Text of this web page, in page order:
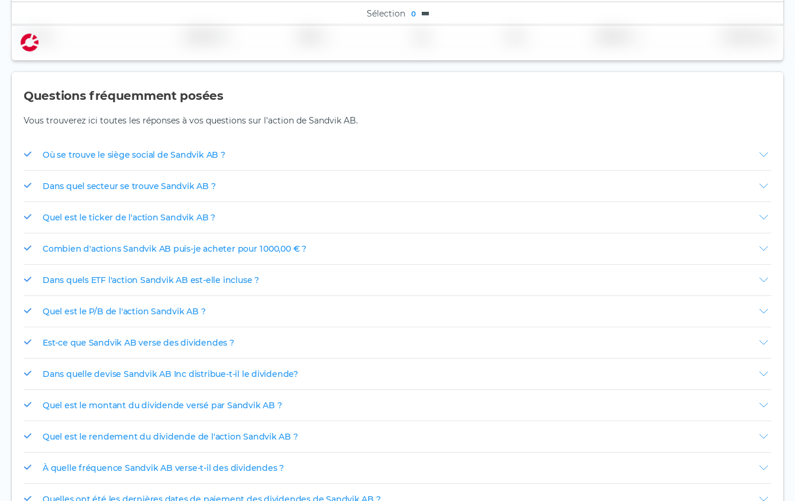
Sélection 0
Nom
Questions fréquemment posées
Vous trouverez ici toutes les réponses à vos questions sur l'action de Sandvik AB.
Où se trouve le siège social de Sandvik AB ?
Dans quel secteur se trouve Sandvik AB ?
Quel est le ticker de l'action Sandvik AB ?
Combien d'actions Sandvik AB puis-je acheter pour 1 000,00 € ?
Dans quels ETF l'action Sandvik AB est-elle incluse ?
Quel est le P/B de l'action Sandvik AB ?
Est-ce que Sandvik AB verse des dividendes ?
Dans quelle devise Sandvik AB Inc distribue-t-il le dividende?
Quel est le montant du dividende versé par Sandvik AB ?
Quel est le rendement du dividende de l'action Sandvik AB ?
À quelle fréquence Sandvik AB verse-t-il des dividendes ?